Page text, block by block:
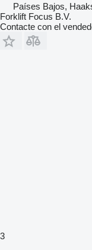
Países Bajos,
Forklift Focus B.V.
Contacte con el
3